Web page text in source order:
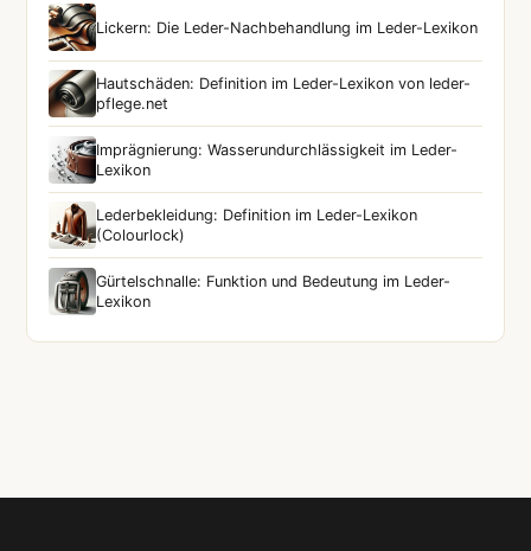
Lickern: Die Leder-Nachbehandlung im Leder-Lexikon
Hautschäden: Definition im Leder-Lexikon von leder-
pflege.net
Imprägnierung: Wasserundurchlässigkeit im Leder-
Lexikon
Lederbekleidung: Definition im Leder-Lexikon
(Colourlock)
Gürtelschnalle: Funktion und Bedeutung im Leder-
Lexikon